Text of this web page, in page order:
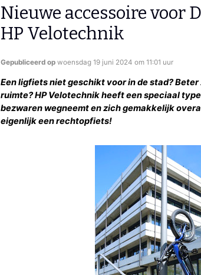
RSS
Nieuwe accessoire voor
HP Velotechnik
Gepubliceerd op woensdag 19 juni 2024 om 11:01 uur
Een ligfiets niet geschikt voor in de stad?
ruimte? HP Velotechnik heeft een speciaal
bezwaren wegneemt en zich gemakkelijk
eigenlijk een rechtopfiets!